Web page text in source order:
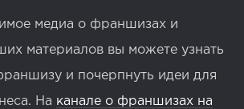
медиа о франшизах и
материалов вы можете узнать
и почерпнуть идеи для
На канале о франшизах на